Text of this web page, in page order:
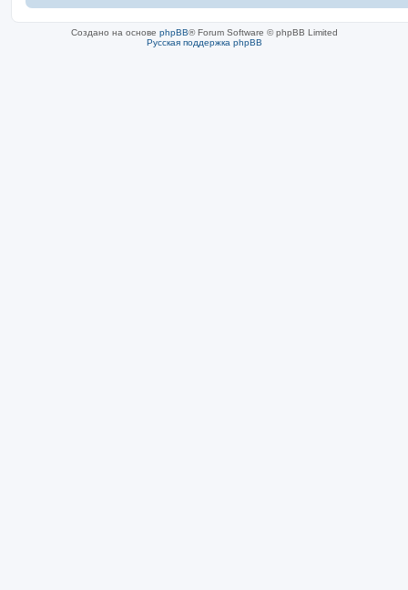
Создано на основе phpBB® Forum Software © phpBB Limited
Русская поддержка phpBB